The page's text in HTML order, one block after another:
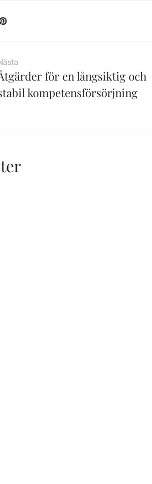
för en långsiktig och
kompetensförsörjning